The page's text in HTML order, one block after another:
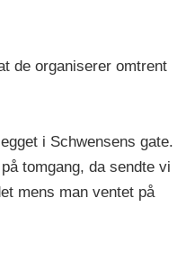
de organiserer omtrent
i Schwensens gate.
tomgang, da sendte vi
mens man ventet på